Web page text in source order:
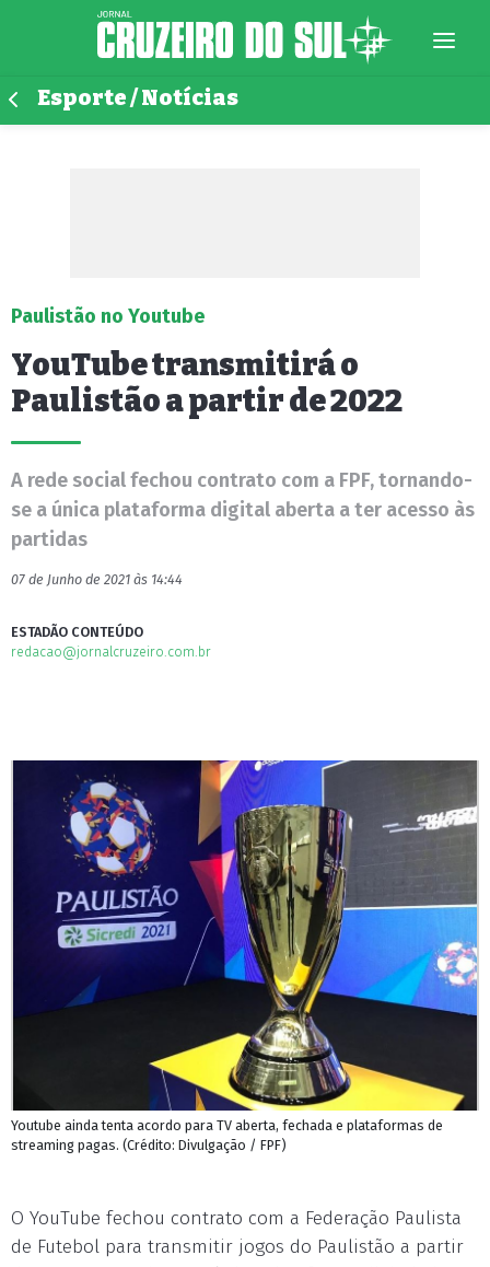
Esporte / Notícias
Paulistão no Youtube
YouTube transmitirá o
Paulistão a partir de 2022
A rede social fechou contrato com a FPF, tornando-
se a única plataforma digital aberta a ter acesso às
partidas
07 de Junho de 2021 às 14:44
ESTADÃO CONTEÚDO
redacao@jornalcruzeiro.com.br
Youtube ainda tenta acordo para TV aberta, fechada e plataformas de
streaming pagas. (Crédito: Divulgação / FPF)
O YouTube fechou contrato com a Federação Paulista
de Futebol para transmitir jogos do Paulistão a partir